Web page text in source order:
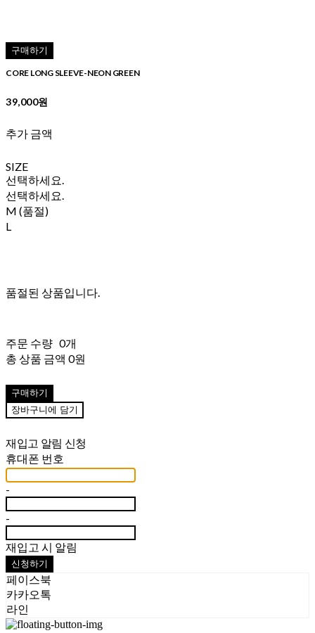
구매하기
CORE LONG SLEEVE-NEON GREEN
39,000원
추가 금액
SIZE
선택하세요.
선택하세요.
M (품절)
L
품절된 상품입니다.
주문 수량 0개
총 상품 금액 0원
구매하기
장바구니에 담기
재입고 알림 신청
휴대폰 번호
-
-
재입고 시 알림
신청하기
페이스북
카카오톡
라인